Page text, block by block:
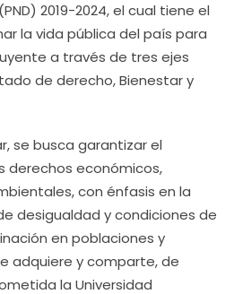
2019-2024, el cual tiene el
la vida pública del país para
a través de tres ejes
de derecho, Bienestar y
se busca garantizar el
derechos económicos,
con énfasis en la
desigualdad y condiciones de
en poblaciones y
adquiere y comparte, de
la Universidad